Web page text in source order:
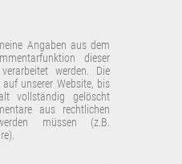
Angaben aus dem
dieser
werden. Die
unserer Website, bis
vollständig gelöscht
aus rechtlichen
müssen (z.B.